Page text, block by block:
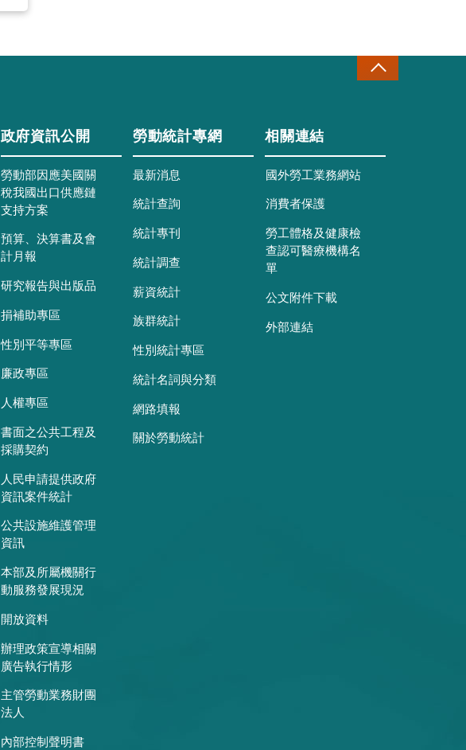
政府資訊公開
勞動部因應美國關
稅我國出口供應鏈
支持方案
預算、決算書及會
計月報
研究報告與出版品
捐補助專區
性別平等專區
廉政專區
人權專區
書面之公共工程及
採購契約
人民申請提供政府
資訊案件統計
公共設施維護管理
資訊
本部及所屬機關行
動服務發展現況
開放資料
辦理政策宣導相關
廣告執行情形
主管勞動業務財團
法人
內部控制聲明書
勞動統計專網
最新消息
統計查詢
統計專刊
統計調查
薪資統計
族群統計
性別統計專區
統計名詞與分類
網路填報
關於勞動統計
相關連結
國外勞工業務網站
消費者保護
勞工體格及健康檢
查認可醫療機構名
單
公文附件下載
外部連結